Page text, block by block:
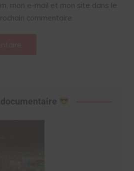
mon e-mail et mon site dans le
commentaire.